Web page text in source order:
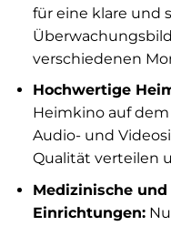
für eine klare und
verschiedenen
Hochwertige
Heimkino auf
Audio- und
Qualität verteilen
Medizinische
Einrichtungen: